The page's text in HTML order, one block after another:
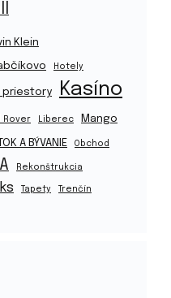
Klein
Hotely
priestory Kasíno
Rover Liberec Mango
A BÝVANIE Obchod
Rekonštrukcia
Tapety Trenčín